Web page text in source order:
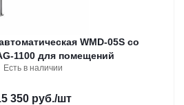
WMD-05S со
1100 для помещений
Есть в наличии
350 руб./шт